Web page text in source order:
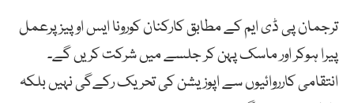
ترجمان پی ڈی ایم کے مطابق کارکنان کورونا ایس اوپیز پرعمل
پیرا ہوکر اور ماسک پہن کر جلسے میں شرکت کریں گے۔
انتقامی کارروائیوں سے اپوزیشن کی تحریک رکےگی نہیں بلکہ